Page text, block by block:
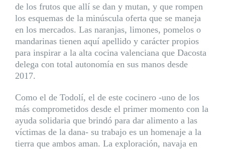
de los frutos que allí se dan y mutan, y que rompen
los esquemas de la minúscula oferta que se maneja
en los mercados. Las naranjas, limones, pomelos o
mandarinas tienen aquí apellido y carácter propios
para inspirar a la alta cocina valenciana que Dacosta
delega con total autonomía en sus manos desde
2017.
Como el de Todolí, el de este cocinero -uno de los
más comprometidos desde el primer momento con la
ayuda solidaria que brindó para dar alimento a las
víctimas de la dana- su trabajo es un homenaje a la
tierra que ambos aman. La exploración, navaja en